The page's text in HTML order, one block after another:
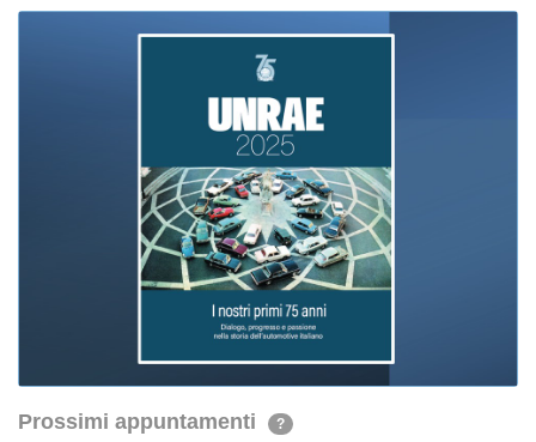
Prossimi appuntamenti ?